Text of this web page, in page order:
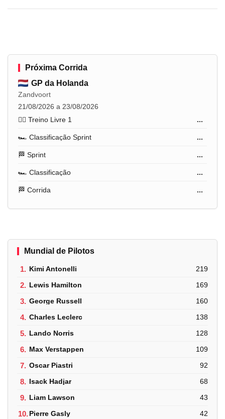
Próxima Corrida
GP da Holanda
Zandvoort
21/08/2026 a 23/08/2026
🏋️‍♂️ Treino Livre 1
...
🏎️ Classificação Sprint ...
🏁 Sprint ...
🏎️ Classificação ...
🏁 Corrida ...
Mundial de Pilotos
1. Kimi Antonelli 219
2. Lewis Hamilton 169
3. George Russell 160
4. Charles Leclerc 138
5. Lando Norris 128
6. Max Verstappen 109
7. Oscar Piastri 92
8. Isack Hadjar 68
9. Liam Lawson 43
10.Pierre Gasly 42